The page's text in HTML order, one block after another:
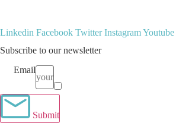
Linkedin Facebook Twitter InstagramYoutube
Subscribe to our newsletter
Email
Submit